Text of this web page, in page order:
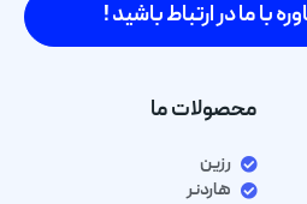
با ما در ارتباط باشید !
محصولات ما
رزین
هاردنر